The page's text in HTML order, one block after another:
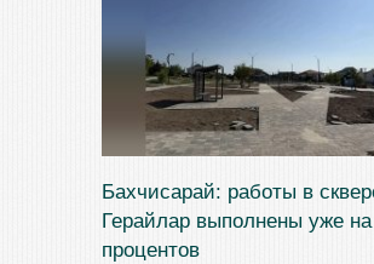
Бахчисарай: работы в
Герайлар выполнены уже
процентов